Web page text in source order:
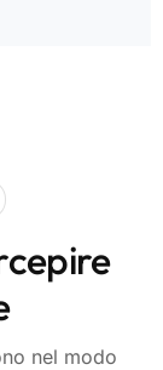
nel modo